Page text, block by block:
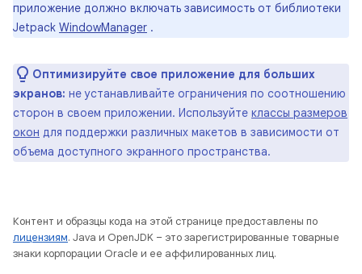
приложение должно включать зависимость от библиотеки
Jetpack WindowManager .
Оптимизируйте свое приложение для больших
экранов: не устанавливайте ограничения по соотношению
сторон в своем приложении. Используйте классы размеров
окон для поддержки различных макетов в зависимости от
объема доступного экранного пространства.
Контент и образцы кода на этой странице предоставлены по
лицензиям. Java и OpenJDK – это зарегистрированные товарные
знаки корпорации Oracle и ее аффилированных лиц.